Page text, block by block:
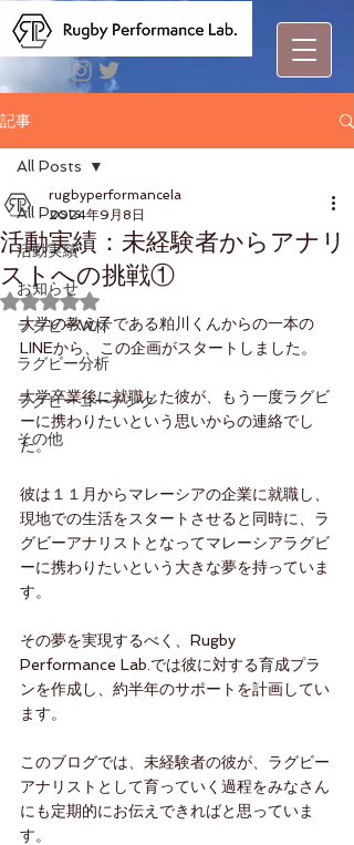
記事
All Posts
活動実績
お知らせ
ラグビーW杯
ラグビー分析
ラグビーコーチング
その他
All Posts
活動実績：未経験者からアナリ
ストへの挑戦①
rugbyperformancela
2024年9月8日
5つ星のうちNaNと評価されています。
大学の教え子である粕川くんからの一本の
LINEから、この企画がスタートしました。
大学卒業後に就職した彼が、もう一度ラグビ
ーに携わりたいという思いからの連絡でし
た。
彼は１１月からマレーシアの企業に就職し、
現地での生活をスタートさせると同時に、ラ
グビーアナリストとなってマレーシアラグビ
ーに携わりたいという大きな夢を持っていま
す。
その夢を実現するべく、Rugby
Performance Lab.では彼に対する育成プラ
ンを作成し、約半年のサポートを計画してい
ます。
このブログでは、未経験者の彼が、ラグビー
アナリストとして育っていく過程をみなさん
にも定期的にお伝えできればと思っていま
す。